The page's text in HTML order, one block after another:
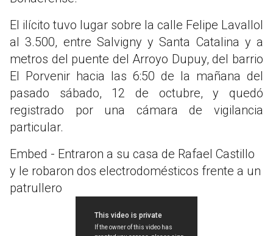
El ilícito tuvo lugar sobre la calle Felipe Lavallol
al 3.500, entre Salvigny y Santa Catalina y a
metros del puente del Arroyo Dupuy, del barrio
El Porvenir hacia las 6:50 de la mañana del
pasado sábado, 12 de octubre, y quedó
registrado por una cámara de vigilancia
particular.
Embed - Entraron a su casa de Rafael Castillo
y le robaron dos electrodomésticos frente a un
patrullero